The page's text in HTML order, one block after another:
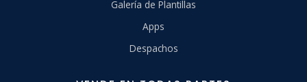
Galería de Plantillas
Apps
Despachos